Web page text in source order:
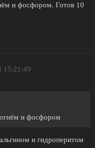
и фосфором. Готов 10
15:21:49
и фосфором
и гидроперитом